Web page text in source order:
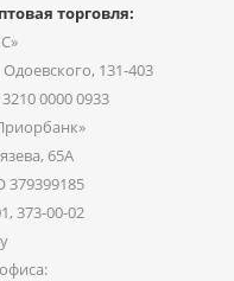
торговля:
131-403
0000 0933
65А
373-00-02